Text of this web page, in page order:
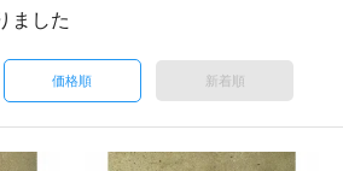
ました
価格順 新着順